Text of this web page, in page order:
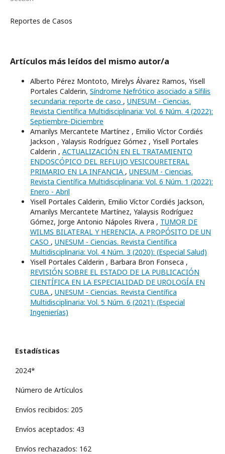
Reportes de Casos
Artículos más leídos del mismo autor/a
Alberto Pérez Montoto, Mirelys Álvarez Ramos, Yisell
Portales Calderin, Síndrome Nefrótico asociado a Sífilis
secundaria: reporte de caso , UNESUM - Ciencias.
Revista Científica Multidisciplinaria: Vol. 6 Núm. 4 (2022):
Septiembre-Diciembre
Amarilys Mercantete Martínez , Emilio Víctor Cordiés
Jackson , Yalaysis Rodríguez Gómez , Yisell Portales
Calderin , ACTUALIZACIÓN EN EL TRATAMIENTO
ENDOSCÓPICO DEL REFLUJO VESICOURETERAL
PRIMARIO EN LA INFANCIA , UNESUM - Ciencias.
Revista Científica Multidisciplinaria: Vol. 6 Núm. 1 (2022):
Enero - Abril
Yisell Portales Calderin, Emilio Víctor Cordiés Jackson,
Amarilys Mercantete Martínez, Yalaysis Rodríguez
Gómez, Jorge Antonio Nápoles Rivera , TUMOR DE
WILMS BILATERAL Y HERENCIA, A PROPÓSITO DE UN
CASO , UNESUM - Ciencias. Revista Científica
Multidisciplinaria: Vol. 4 Núm. 3 (2020): (Especial Salud)
Yisell Portales Calderin , Barbara Bron Fonseca ,
REVISIÓN SOBRE EL ESTADO DE LA PUBLICACIÓN
CIENTÍFICA EN LA ESPECIALIDAD DE UROLOGÍA EN
CUBA , UNESUM - Ciencias. Revista Científica
Multidisciplinaria: Vol. 5 Núm. 6 (2021): (Especial
Ingenierí­as)
Estadísticas
2024*
Número de Artículos
Envíos recibidos: 205
Envíos aceptados: 43
Envíos rechazados: 162